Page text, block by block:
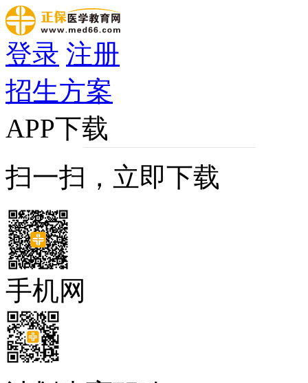
登录 注册
招生方案
APP下载
扫一扫，立即下载
手机网